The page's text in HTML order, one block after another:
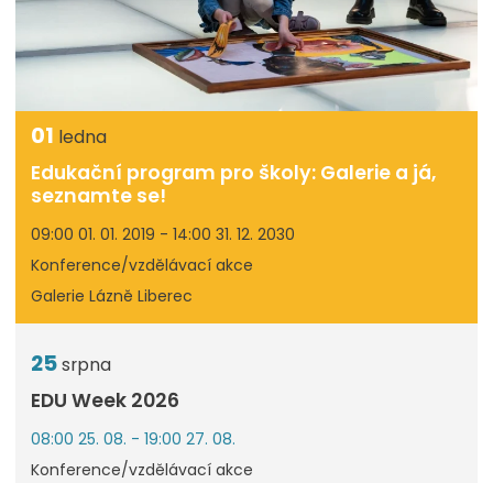
01 ledna
Edukační program pro školy: Galerie a já,
seznamte se!
09:00 01. 01. 2019 - 14:00 31. 12. 2030
Konference/vzdělávací akce
Galerie Lázně Liberec
25srpna
EDU Week 2026
08:00 25. 08. - 19:00 27. 08.
Konference/vzdělávací akce